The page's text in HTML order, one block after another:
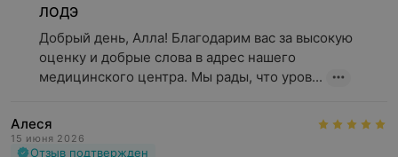
ЛОДЭ
Добрый день, Алла! Благодарим вас за высокую
оценку и добрые слова в адрес нашего
медицинского центра. Мы рады, что уров...
Алеся
15 июня 2026
Отзыв подтвержден